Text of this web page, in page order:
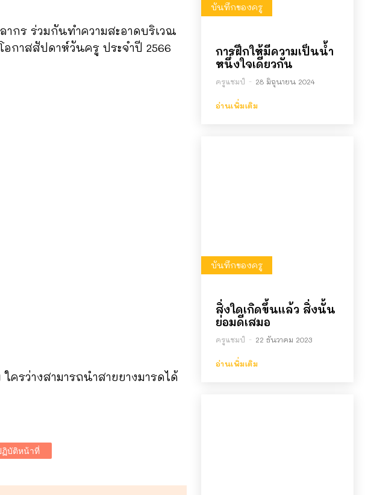
กร ร่วมกันทำความสะอาดบริเวณ
กาสสัปดาห์วันครู ประจำปี 2566
รว่างสามารถนำสายยางมารดได้
ฏิบัติหน้าที่
บันทึกของครู
การฝึกให้มีความเป็นน้ำ
หนึ่งใจเดียวกัน
ครูแชมป์ - 28 มิถุนายน 2024
อ่านเพิ่มเติม
บันทึกของครู
สิ่งใดเกิดขึ้นแล้ว สิ่งนั้น
ย่อมดีเสมอ
ครูแชมป์ - 22 ธันวาคม 2023
อ่านเพิ่มเติม